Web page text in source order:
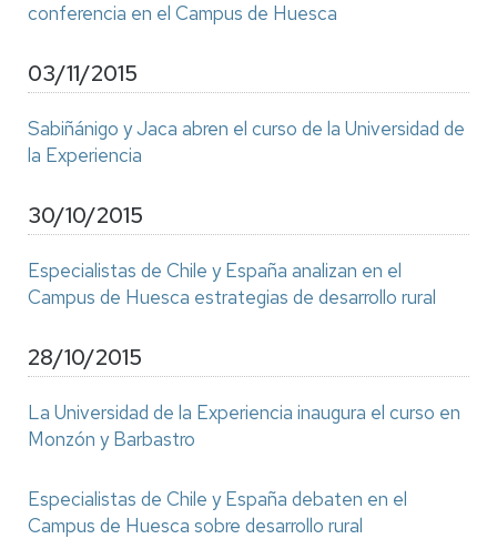
conferencia en el Campus de Huesca
03/11/2015
Sabiñánigo y Jaca abren el curso de la Universidad de
la Experiencia
30/10/2015
Especialistas de Chile y España analizan en el
Campus de Huesca estrategias de desarrollo rural
28/10/2015
La Universidad de la Experiencia inaugura el curso en
Monzón y Barbastro
Especialistas de Chile y España debaten en el
Campus de Huesca sobre desarrollo rural